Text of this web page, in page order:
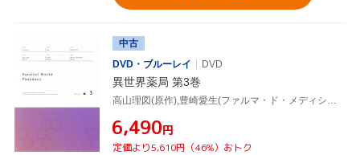
中古
DVD・ブルーレイ
DVD
異世界薬局 第3巻
¥6,490円
定価より5,610円（46%）おトク